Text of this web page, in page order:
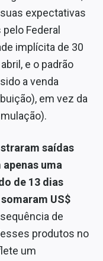
expectativas
Federal
implícita de 30
e o padrão
a venda
em vez da
saídas
apenas uma
de 13 dias
US$
de
produtos no
um